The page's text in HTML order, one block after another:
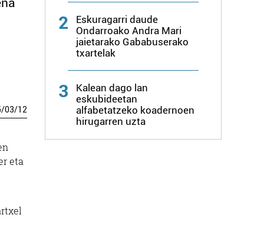
/03/12
eta
2
Eskuragarri daude
Ondarroako Andra Mari
jaietarako Gababuserako
txartelak
3
Kalean dago lan
eskubideetan
alfabetatzeko koadernoen
hirugarren uzta